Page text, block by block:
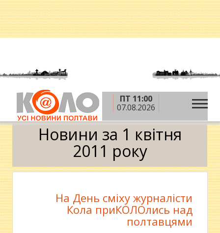
ПТ 11:00
07.08.2026
Головна » 2011 рік » квітень »1 квітня
Календар
Новини за 1 квітня
2011 року
На День сміху журналісти
Кола приКОЛОлись над
полтавцями